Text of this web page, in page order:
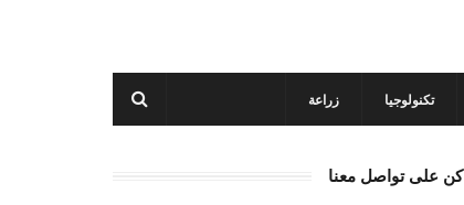
تكنولوجيا زراعة
كن على تواصل معنا